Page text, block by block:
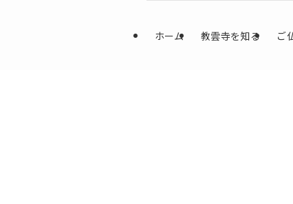
ホーム 教雲寺を知る ご